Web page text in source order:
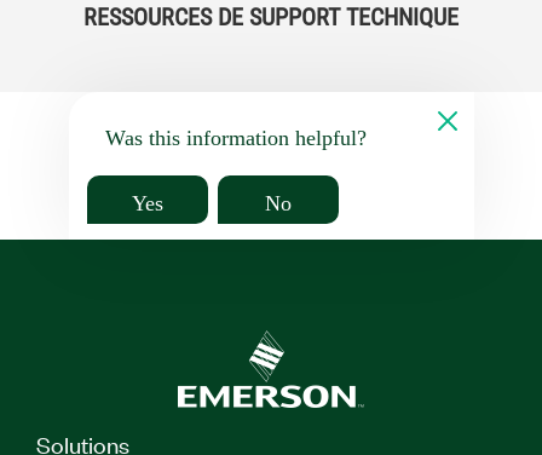
RESSOURCES DE SUPPORT TECHNIQUE
Was this information helpful?
Yes No
Solutions